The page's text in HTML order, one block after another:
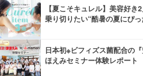
【夏こそキュレル】美容好
乗り切りたい“酷暑の夏にぴ
日本初※ビフィズス菌配合の
ほえみセミナー体験レポート